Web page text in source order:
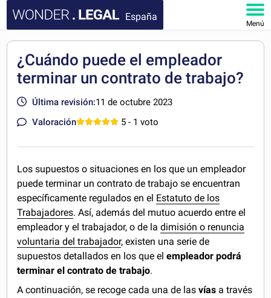
España
Menú
DOCUMENTOS
FAQ
¿Cuándo puede el empleador
terminar un contrato de trabajo?
Última revisión:11 de octubre 2023
Valoración
5 - 1 voto
Los supuestos o situaciones en los que un empleador
puede terminar un contrato de trabajo se encuentran
específicamente regulados en el Estatuto de los
Trabajadores. Así, además del mutuo acuerdo entre el
empleador y el trabajador, o de ladimisión o renuncia
voluntaria del trabajador, existen una serie de
supuestos detallados en los que elempleador podrá
terminar el contrato de trabajo.
A continuación, se recoge cada una de lasvías a través